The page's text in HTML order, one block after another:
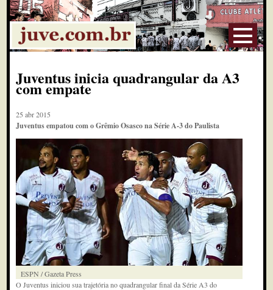
Juventus inicia quadrangular da A3
com empate
25 abr 2015
Juventus empatou com o Grêmio Osasco na Série A-3 do Paulista
ESPN / Gazeta Press
O Juventus iniciou sua trajetória no quadrangular final da Série A3 do